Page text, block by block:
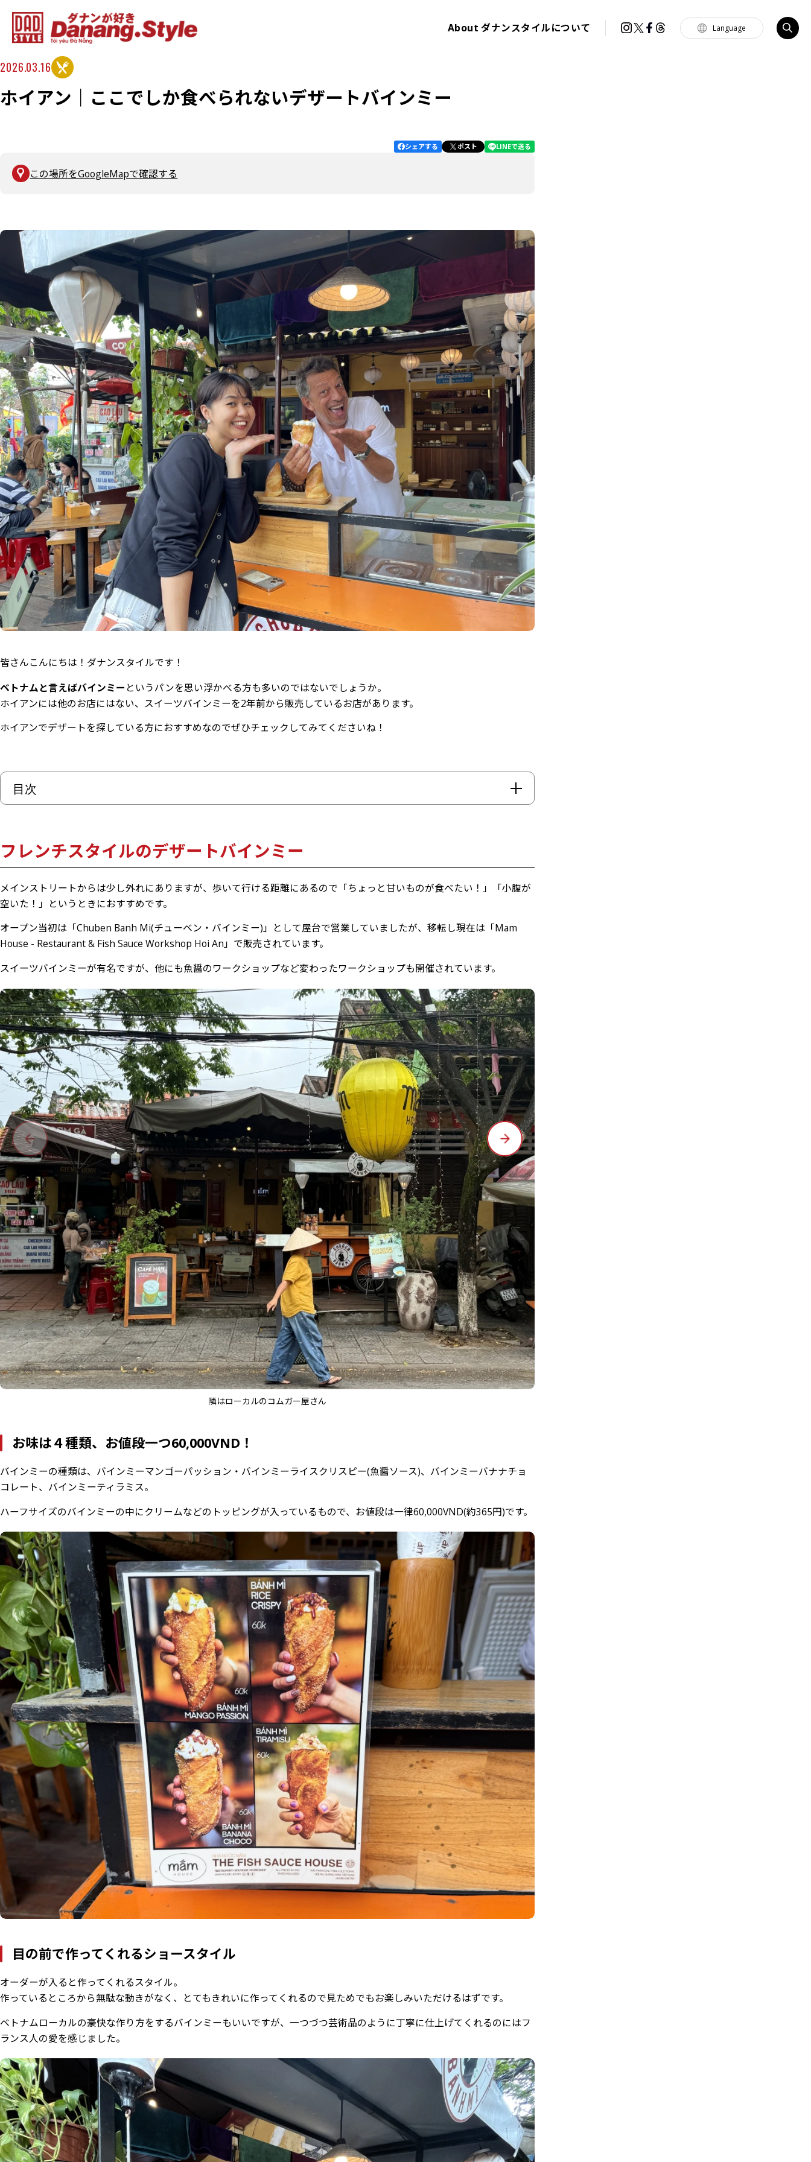
Language
Aboutダナンスタイルについて
2026.03.16
ホイアン｜ここでしか食べられないデザートバインミー
シェアする ポスト LINEで送る
この場所をGoogleMapで確認する
皆さんこんにちは！ダナンスタイルです！
ベトナムと言えばバインミー というパンを思い浮かべる方も多いのではないでしょうか。
ホイアンには他のお店にはない、スイーツバインミーを2年前から販売しているお店があります。
ホイアンでデザートを探している方におすすめなのでぜひチェックしてみてくださいね！
目次
目の前で作ってくれるショースタイル
陽気なベンおじさんへ会いに行ってみて！
フレンチスタイルのデザートバインミー
メインストリートからは少し外れにありますが、歩いて行ける距離にあるので「ちょっと甘いものが食べたい！」「小腹が
空いた！」というときにおすすめです。
オープン当初は「Chuben Banh Mi(チューベン・バインミー)」として屋台で営業していましたが、移転し現在は「Mam
House - Restaurant & Fish Sauce Workshop Hoi An」で販売されています。
スイーツバインミーが有名ですが、他にも魚醤のワークショップなど変わったワークショップも開催されています。
隣はローカルのコムガー屋さん
お味は４種類、お値段一つ60,000VND！
バインミーの種類は、バインミーマンゴーパッション・バインミーライスクリスピー(魚醤ソース)、バインミーバナナチョ
コレート、バインミーティラミス。
ハーフサイズのバインミーの中にクリームなどのトッピングが入っているもので、お値段は一律60,000VND(約365円)です。
目の前で作ってくれるショースタイル
オーダーが入ると作ってくれるスタイル。
作っているところから無駄な動きがなく、とてもきれいに作ってくれるので見ためでもお楽しみいただけるはずです。
ベトナムローカルの豪快な作り方をするバインミーもいいですが、一つづつ芸術品のように丁寧に仕上げてくれるのにはフ
ランス人の愛を感じました。